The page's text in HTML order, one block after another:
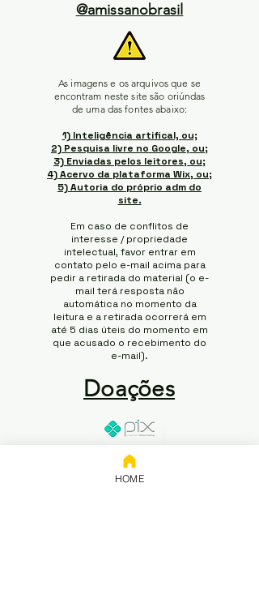
@amissanobrasil
As imagens e os arquivos que se
encontram neste site são oriúndas
de uma das fontes abaixo:
1) Inteligência artifical, ou;
2) Pesquisa livre no Google, ou;
3) Enviadas pelos leitores, ou;
4) Acervo da plataforma Wix, ou;
5) Autoria do próprio adm do
site.
Em caso de conflitos de
interesse / propriedade
intelectual, favor entrar em
contato pelo e-mail acima para
pedir a retirada do material (o e-
mail terá resposta não
automática no momento da
leitura e a retirada ocorrerá em
até 5 dias úteis do momento em
que acusado o recebimento do
e-mail).
Doações
Chave:
65.258.416/0001-50
HOME